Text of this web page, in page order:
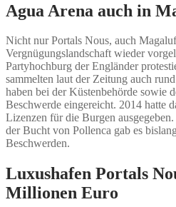
Agua Arena auch in
Nicht nur Portals Nous, auch
Vergnügungslandschaft wieder
Partyhochburg der Engländer
sammelten laut der Zeitung auch
haben bei der Küstenbehörde sowie
Beschwerde eingereicht. 2014 hatte
Lizenzen für die Burgen
der Bucht von Pollenca gab es
Beschwerden.
Luxushafen Portals
Millionen Euro